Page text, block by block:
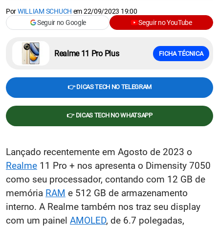
PorWILLIAM SCHUCH em22/09/2023 19:00
Seguir no Google
Seguir no YouTube
Realme 11 Pro Plus FICHA TÉCNICA
👉 DICAS TECH NO TELEGRAM
👉 DICAS TECH NO WHATSAPP
Lançado recentemente em Agosto de 2023 o
Realme 11 Pro + nos apresenta o Dimensity 7050
como seu processador, contando com 12 GB de
memória RAM e 512 GB de armazenamento
interno. A Realme também nos traz seu display
com um painel AMOLED, de 6.7 polegadas,